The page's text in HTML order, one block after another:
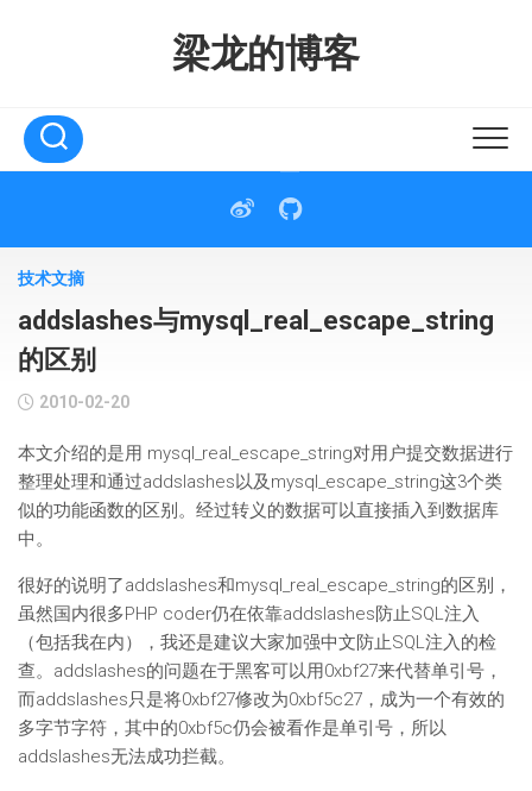
梁龙的博客
技术文摘
addslashes与mysql_real_escape_string
的区别
2010-02-20
本文介绍的是用 mysql_real_escape_string对用户提交数据进行
整理处理和通过addslashes以及mysql_escape_string这3个类
似的功能函数的区别。经过转义的数据可以直接插入到数据库
中。
很好的说明了addslashes和mysql_real_escape_string的区别，
虽然国内很多PHP coder仍在依靠addslashes防止SQL注入
（包括我在内），我还是建议大家加强中文防止SQL注入的检
查。addslashes的问题在于黑客可以用0xbf27来代替单引号，
而addslashes只是将0xbf27修改为0xbf5c27，成为一个有效的
多字节字符，其中的0xbf5c仍会被看作是单引号，所以
addslashes无法成功拦截。